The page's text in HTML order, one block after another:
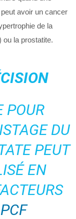
avoir un cancer
de la
ou la prostatite.
POUR
DU
PEUT
EN
PCF